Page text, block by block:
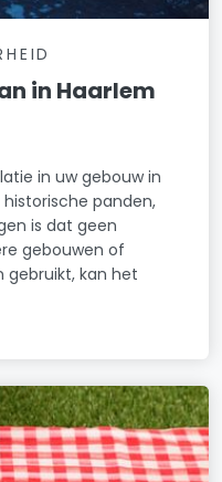
in Haarlem
in uw gebouw in
panden,
is dat geen
gebouwen of
gebruikt, kan het